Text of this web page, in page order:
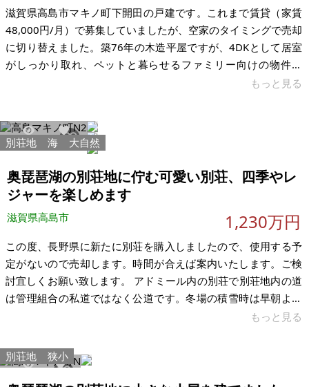
滋賀県高島市マキノ町下開田の戸建です。これまで賃貸（家賃
48,000円/月）で募集していましたが、空家のタイミングで売却
に切り替えました。築76年の木造平屋ですが、4DKとして居室
がしっかり取れ、ペットと暮らせるファミリー向けの物件で
す。湖西の自然豊かな環境で、ペットと田舎暮らしを始めたい
を探している方 ・賃貸付けて利回り約15%の収益物件として運
用したい投資家 ・湖西で別荘・セカンドハウスをお探しの方 ・
古民家リフォーム・DIYに興味がある方 物件の魅力 ・4DKで全
居室6帖
もっと見る
22467 144
別荘地 海 大自然
奥琵琶湖の別荘地に佇む可愛い別荘、四季やレ
ジャーを楽しめます
滋賀県高島市 1,230万円
この度、長野県に新たに別荘を購入しましたので、使用する予
定がないので売却します。時間が合えば案内いたします。ご検
討宜しくお願い致します。 アドミール内の別荘で別荘地内の道
は管理組合の私道ではなく公道です。冬場の積雪時は早朝より
高島市が除雪してくれます。（公道の別荘地は高島市では殆ど
に近い緩やかな傾斜地です。 ミニログも有りますので色々と物
が置けます。関西圏や中部圏からもアクセスは悪くないと思い
ます。 春は海津大崎の桜、夏はマキノサニービーチが近く水遊
もっと見る
別荘地 狭小